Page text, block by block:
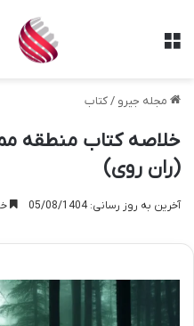
مجله جیرو /کتاب
خلاصه کتاب منطقه
(ران روی)
آخرین به روز رسانی: 05/08/1404